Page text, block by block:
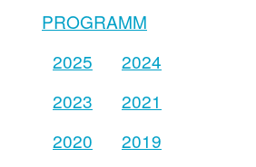
PROGRAMM
2025
2024
2023
2021
2020
2019